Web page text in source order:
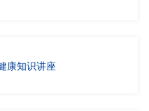
康知识讲座